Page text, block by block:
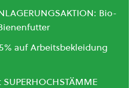
Bio-
auf Arbeitsbekleidung